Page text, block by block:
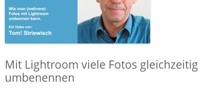
Mit Lightroom viele Fotos gleichzeitig
umbenennen